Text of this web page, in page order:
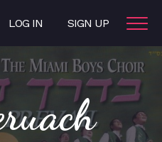
LOG IN SIGN UP